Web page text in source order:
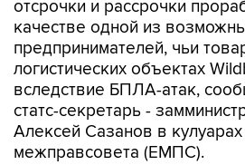
отсрочки и рассрочки
качестве одной из
предпринимателей, чьи
логистических объектах
вследствие БПЛА-атак,
статс-секретарь -
Алексей Сазанов в
межправсовета (ЕМПС).